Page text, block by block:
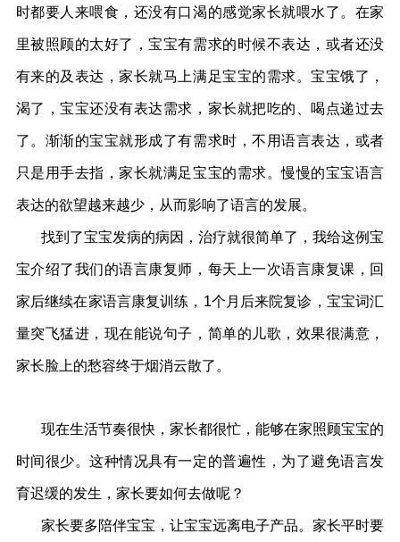
时都要人来喂食，还没有口渴的感觉家长就喂水了。在家
里被照顾的太好了，宝宝有需求的时候不表达，或者还没
有来的及表达，家长就马上满足宝宝的需求。宝宝饿了，
渴了，宝宝还没有表达需求，家长就把吃的、喝点递过去
了。渐渐的宝宝就形成了有需求时，不用语言表达，或者
只是用手去指，家长就满足宝宝的需求。慢慢的宝宝语言
表达的欲望越来越少，从而影响了语言的发展。
找到了宝宝发病的病因，治疗就很简单了，我给这例宝
宝介绍了我们的语言康复师，每天上一次语言康复课，回
家后继续在家语言康复训练，1个月后来院复诊，宝宝词汇
量突飞猛进，现在能说句子，简单的儿歌，效果很满意，
家长脸上的愁容终于烟消云散了。
现在生活节奏很快，家长都很忙，能够在家照顾宝宝的
时间很少。这种情况具有一定的普遍性，为了避免语言发
育迟缓的发生，家长要如何去做呢？
家长要多陪伴宝宝，让宝宝远离电子产品。家长平时要